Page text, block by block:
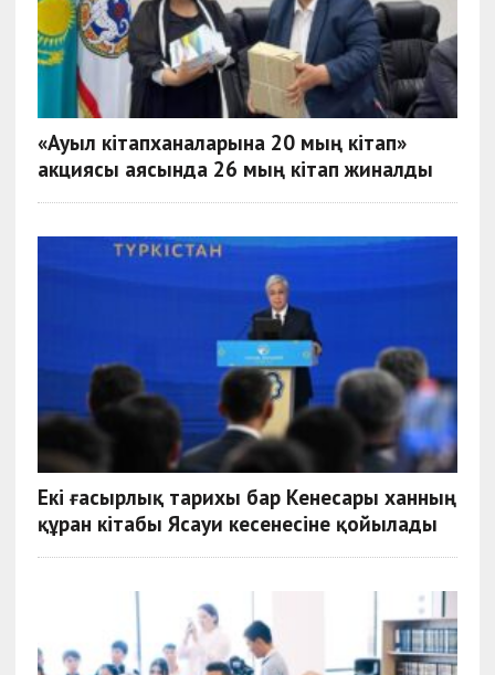
«Ауыл кітапханаларына 20 мың кітап»
акциясы аясында 26 мың кітап жиналды
Екі ғасырлық тарихы бар Кенесары ханның
құран кітабы Ясауи кесенесіне қойылады